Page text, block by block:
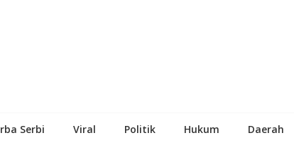
Serbi Viral Politik Hukum Daerah